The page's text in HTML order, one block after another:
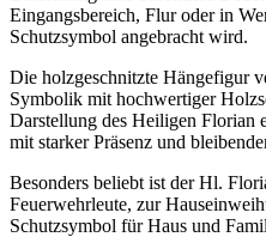
Eingangsbereich, Flur oder in
Schutzsymbol angebracht wird.
Die holzgeschnitzte Hängefigur
Symbolik mit hochwertiger
Darstellung des Heiligen Florian
mit starker Präsenz und
Besonders beliebt ist der Hl.
Feuerwehrleute, zur
Schutzsymbol für Haus und